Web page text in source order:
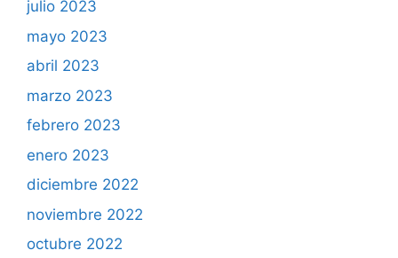
julio 2023
mayo 2023
abril 2023
marzo 2023
febrero 2023
enero 2023
diciembre 2022
noviembre 2022
octubre 2022